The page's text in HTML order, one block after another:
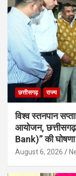
छत्तीसगढ़ राज्य
विश्व स्तनपान
आयोजन,
Bank)” की घोषणा
August 6, 2026